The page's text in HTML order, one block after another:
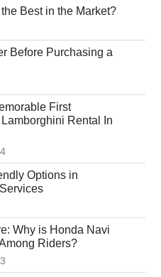
Best in the Market?
Before Purchasing a
First
Lamborghini Rental In
Options in
Why is Honda Navi
Riders?